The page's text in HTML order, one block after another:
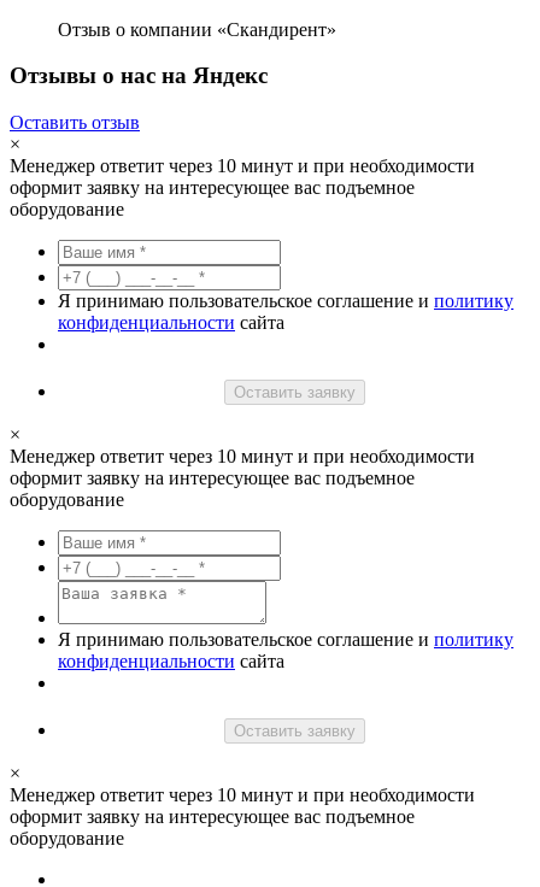
Отзыв о компании «Скандирент»
Отзывы о нас на Яндекс
Оставить отзыв
×
Менеджер ответит через 10 минут и при необходимости
оформит заявку на интересующее вас подъемное
оборудование
Я принимаю пользовательское соглашение и политику
конфиденциальности сайта
Оставить заявку
×
Менеджер ответит через 10 минут и при необходимости
оформит заявку на интересующее вас подъемное
оборудование
Я принимаю пользовательское соглашение и политику
конфиденциальности сайта
Оставить заявку
×
Менеджер ответит через 10 минут и при необходимости
оформит заявку на интересующее вас подъемное
оборудование